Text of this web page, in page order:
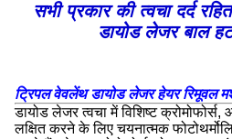
सभी प्रकार की त्वचा दर्द
डायोड लेजर बाल
ट्रिपल वेवलेंथ डायोड लेजर हेयर रिमूवल
डायोड लेजर त्वचा में विशिष्ट
लक्षित करने के लिए चयनात्मक